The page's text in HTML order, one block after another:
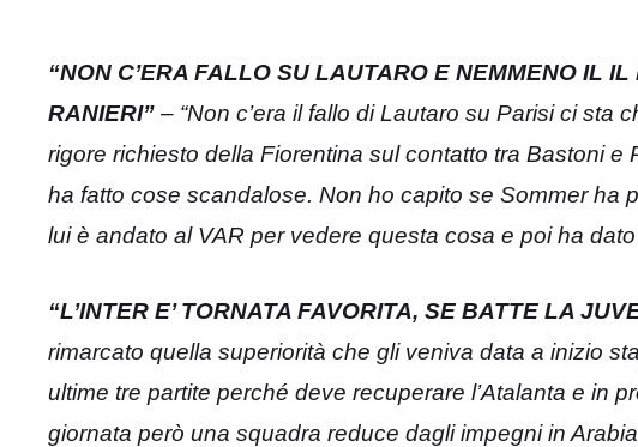
“NON C’ERA FALLO SU LAUTARO E NEMMENO IL
RANIERI” – “Non c’era il fallo di Lautaro su Parisi ci sta
rigore richiesto della Fiorentina sul contatto tra Bastoni e
ha fatto cose scandalose. Non ho capito se Sommer ha
lui è andato al VAR per vedere questa cosa e poi ha dato
“L’INTER E’ TORNATA FAVORITA, SE BATTE LA
rimarcato quella superiorità che gli veniva data a inizio
ultime tre partite perché deve recuperare l’Atalanta e in
giornata però una squadra reduce dagli impegni in